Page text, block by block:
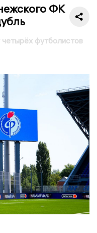
ФК
футболистов